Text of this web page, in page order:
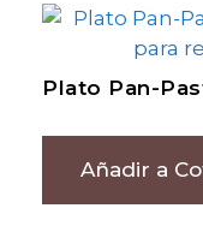
Plato Pan-
Añadir a